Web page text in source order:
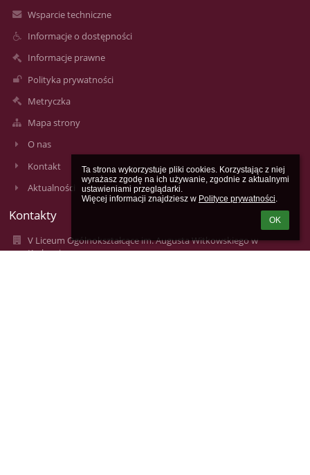
Ta strona wykorzystuje pliki cookies. Korzystając z niej
wyrażasz zgodę na ich używanie, zgodnie z aktualnymi
ustawieniami przeglądarki.
Więcej informacji znajdziesz w Polityce prywatności.
OK
Wsparcie techniczne
Informacje o dostępności
Informacje prawne
Polityka prywatności
Metryczka
Mapa strony
O nas
Kontakt
Aktualności
Kontakty
V Liceum Ogólnokształcące im. Augusta Witkowskiego w
Krakowie